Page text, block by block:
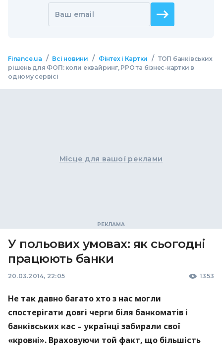
Ваш email
Finance.ua / Всі новини / Фінтех і Картки / ТОП банківських
рішень для ФОП: коли еквайринг, РРО та бізнес-картки в
одному сервісі
Місце для вашої реклами
У польових умовах: як сьогодні
працюють банки
20.03.2014, 22:05 1353
Не так давно багато хто з нас могли
спостерігати довгі черги біля банкоматів і
банківських кас – українці забирали свої
«кровні». Враховуючи той факт, що більшість